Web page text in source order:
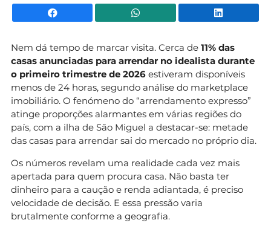
Facebook WhatsApp
Nem dá tempo de marcar visita. Cerca de 11% das
casas anunciadas para arrendar no idealista durante
o primeiro trimestre de 2026 estiveram disponíveis
menos de 24 horas, segundo análise do marketplace
imobiliário. O fenómeno do “arrendamento expresso”
atinge proporções alarmantes em várias regiões do
país, com a ilha de São Miguel a destacar-se: metade
das casas para arrendar sai do mercado no próprio dia.
Os números revelam uma realidade cada vez mais
apertada para quem procura casa. Não basta ter
dinheiro para a caução e renda adiantada, é preciso
velocidade de decisão. E essa pressão varia
brutalmente conforme a geografia.